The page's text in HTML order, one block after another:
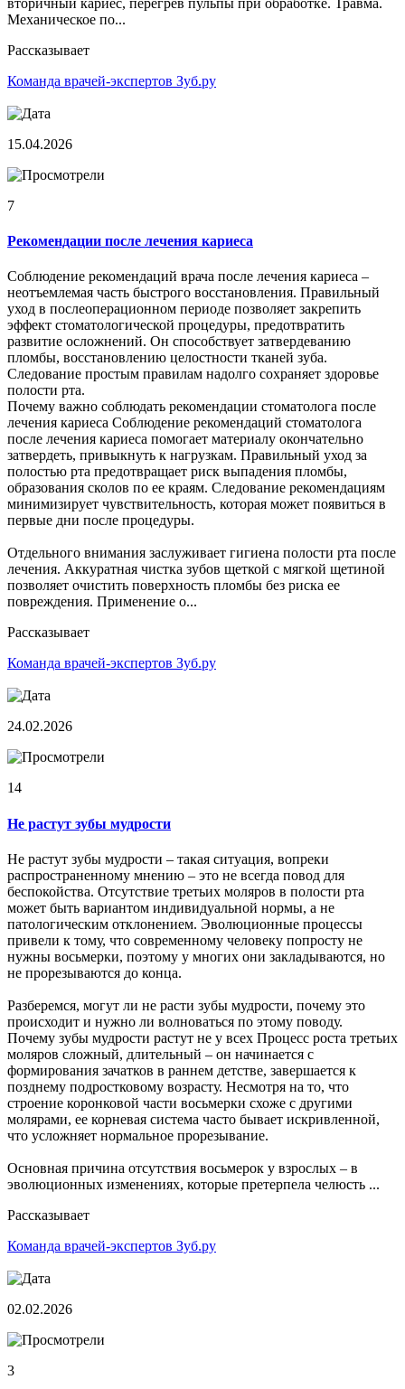
Механическое по...
Рассказывает
Команда врачей-экспертов Зуб.ру
15.04.2026
7
Рекомендации после лечения кариеса
Соблюдение рекомендаций врача после лечения кариеса –
неотъемлемая часть быстрого восстановления. Правильный
уход в послеоперационном периоде позволяет закрепить
эффект стоматологической процедуры, предотвратить
развитие осложнений. Он способствует затвердеванию
пломбы, восстановлению целостности тканей зуба.
Следование простым правилам надолго сохраняет здоровье
полости рта.
Почему важно соблюдать рекомендации стоматолога после
лечения кариеса Соблюдение рекомендаций стоматолога
после лечения кариеса помогает материалу окончательно
затвердеть, привыкнуть к нагрузкам. Правильный уход за
полостью рта предотвращает риск выпадения пломбы,
образования сколов по ее краям. Следование рекомендациям
минимизирует чувствительность, которая может появиться в
первые дни после процедуры.
Отдельного внимания заслуживает гигиена полости рта после
лечения. Аккуратная чистка зубов щеткой с мягкой щетиной
позволяет очистить поверхность пломбы без риска ее
повреждения. Применение о...
Рассказывает
Команда врачей-экспертов Зуб.ру
24.02.2026
14
Не растут зубы мудрости
Не растут зубы мудрости – такая ситуация, вопреки
распространенному мнению – это не всегда повод для
беспокойства. Отсутствие третьих моляров в полости рта
может быть вариантом индивидуальной нормы, а не
патологическим отклонением. Эволюционные процессы
привели к тому, что современному человеку попросту не
нужны восьмерки, поэтому у многих они закладываются, но
не прорезываются до конца.
Разберемся, могут ли не расти зубы мудрости, почему это
происходит и нужно ли волноваться по этому поводу.
Почему зубы мудрости растут не у всех Процесс роста третьих
моляров сложный, длительный – он начинается с
формирования зачатков в раннем детстве, завершается к
позднему подростковому возрасту. Несмотря на то, что
строение коронковой части восьмерки схоже с другими
молярами, ее корневая система часто бывает искривленной,
что усложняет нормальное прорезывание.
Основная причина отсутствия восьмерок у взрослых – в
эволюционных изменениях, которые претерпела челюсть ...
Рассказывает
Команда врачей-экспертов Зуб.ру
02.02.2026
3